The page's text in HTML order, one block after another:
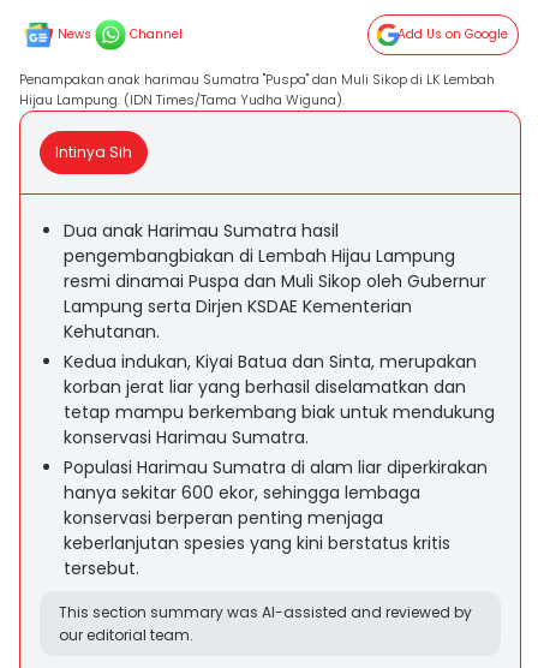
News Channel Add Us on Google
Penampakan anak harimau Sumatra "Puspa" dan Muli Sikop di LK Lembah
Hijau Lampung. (IDN Times/Tama Yudha Wiguna).
Intinya Sih
Dua anak Harimau Sumatra hasil
pengembangbiakan di Lembah Hijau Lampung
resmi dinamai Puspa dan Muli Sikop oleh Gubernur
Lampung serta Dirjen KSDAE Kementerian
Kehutanan.
Kedua indukan, Kiyai Batua dan Sinta, merupakan
korban jerat liar yang berhasil diselamatkan dan
tetap mampu berkembang biak untuk mendukung
konservasi Harimau Sumatra.
Populasi Harimau Sumatra di alam liar diperkirakan
hanya sekitar 600 ekor, sehingga lembaga
konservasi berperan penting menjaga
keberlanjutan spesies yang kini berstatus kritis
tersebut.
This section summary was AI-assisted and reviewed by
our editorial team.